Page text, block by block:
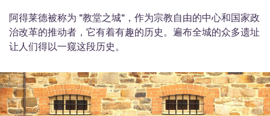
阿得莱德被称为 "教堂之城"，作为宗教自由的中心和国家政
治改革的推动者，它有着有趣的历史。遍布全城的众多遗址
让人们得以一窥这段历史。